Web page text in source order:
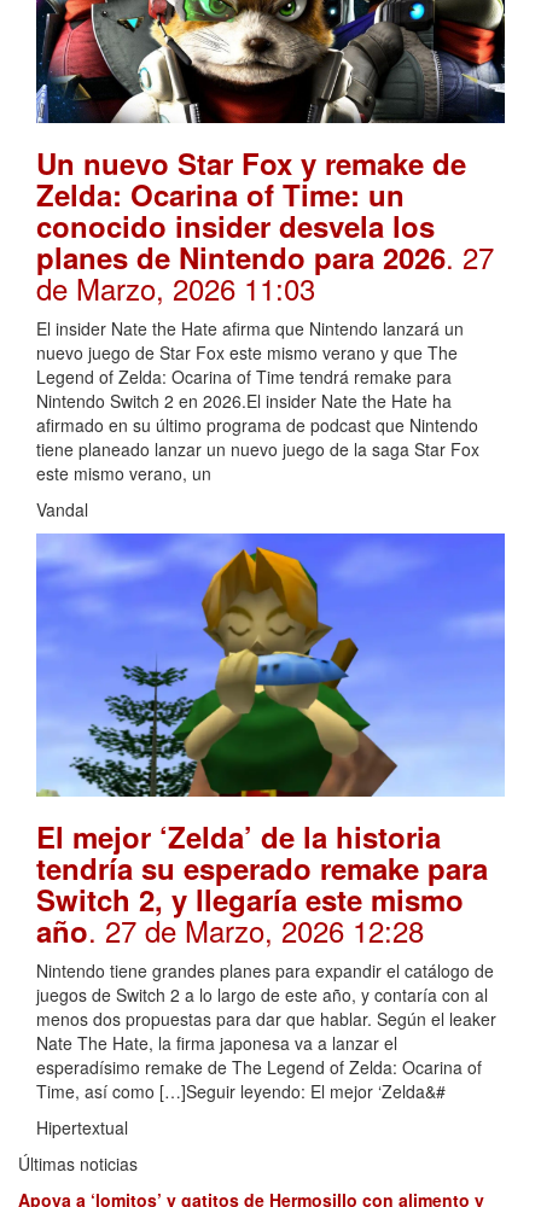
Un nuevo Star Fox y remake de
Zelda: Ocarina of Time: un
conocido insider desvela los
planes de Nintendo para 2026. 27
de Marzo, 2026 11:03
El insider Nate the Hate afirma que Nintendo lanzará un
nuevo juego de Star Fox este mismo verano y que The
Legend of Zelda: Ocarina of Time tendrá remake para
Nintendo Switch 2 en 2026.El insider Nate the Hate ha
afirmado en su último programa de podcast que Nintendo
tiene planeado lanzar un nuevo juego de la saga Star Fox
este mismo verano, un
Vandal
El mejor ‘Zelda’ de la historia
tendría su esperado remake para
Switch 2, y llegaría este mismo
año. 27 de Marzo, 2026 12:28
Nintendo tiene grandes planes para expandir el catálogo de
juegos de Switch 2 a lo largo de este año, y contaría con al
menos dos propuestas para dar que hablar. Según el leaker
Nate The Hate, la firma japonesa va a lanzar el
esperadísimo remake de The Legend of Zelda: Ocarina of
Time, así como […]Seguir leyendo: El mejor ‘Zelda&#
Hipertextual
Últimas noticias
Apoya a ‘lomitos’ y gatitos de Hermosillo con alimento y